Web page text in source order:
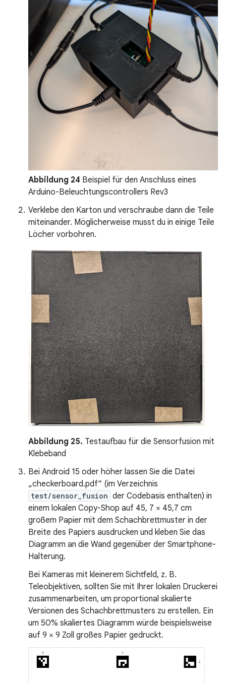
Abbildung 24 Beispiel für den Anschluss eines
Arduino-Beleuchtungscontrollers Rev3
Verklebe den Karton und verschraube dann die Teile
miteinander. Möglicherweise musst du in einige Teile
Löcher vorbohren.
Abbildung 25. Testaufbau für die Sensorfusion mit
Klebeband
Bei Android 15 oder höher lassen Sie die Datei
„checkerboard.pdf“ (im Verzeichnis
test/sensor_fusion der Codebasis enthalten) in
einem lokalen Copy-Shop auf 45, 7 × 45,7 cm
großem Papier mit dem Schachbrettmuster in der
Breite des Papiers ausdrucken und kleben Sie das
Diagramm an die Wand gegenüber der Smartphone-
Halterung.
Bei Kameras mit kleinerem Sichtfeld, z. B.
Teleobjektiven, sollten Sie mit Ihrer lokalen Druckerei
zusammenarbeiten, um proportional skalierte
Versionen des Schachbrettmusters zu erstellen. Ein
um 50% skaliertes Diagramm würde beispielsweise
auf 9 × 9 Zoll großes Papier gedruckt.